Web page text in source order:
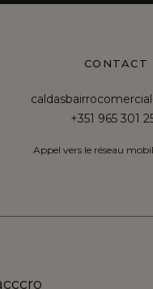
CONTACT
+351 965 301
Appel vers le réseau